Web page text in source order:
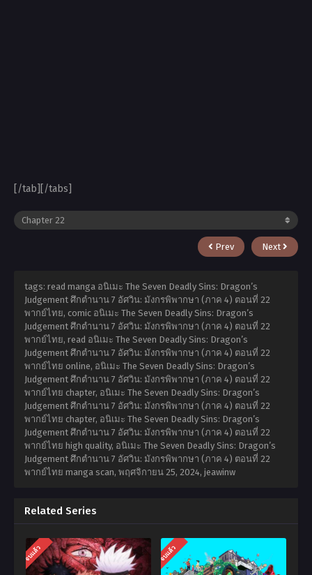
[/tab][/tabs]
Prev Next
tags: read manga อนิเมะ The Seven Deadly Sins: Dragon’s
Judgement ศึกตำนาน 7 อัศวิน: มังกรพิพากษา (ภาค 4) ตอนที่ 22
พากย์ไทย, comic อนิเมะ The Seven Deadly Sins: Dragon’s
Judgement ศึกตำนาน 7 อัศวิน: มังกรพิพากษา (ภาค 4) ตอนที่ 22
พากย์ไทย, read อนิเมะ The Seven Deadly Sins: Dragon’s
Judgement ศึกตำนาน 7 อัศวิน: มังกรพิพากษา (ภาค 4) ตอนที่ 22
พากย์ไทย online, อนิเมะ The Seven Deadly Sins: Dragon’s
Judgement ศึกตำนาน 7 อัศวิน: มังกรพิพากษา (ภาค 4) ตอนที่ 22
พากย์ไทย chapter, อนิเมะ The Seven Deadly Sins: Dragon’s
Judgement ศึกตำนาน 7 อัศวิน: มังกรพิพากษา (ภาค 4) ตอนที่ 22
พากย์ไทย chapter, อนิเมะ The Seven Deadly Sins: Dragon’s
Judgement ศึกตำนาน 7 อัศวิน: มังกรพิพากษา (ภาค 4) ตอนที่ 22
พากย์ไทย high quality, อนิเมะ The Seven Deadly Sins: Dragon’s
Judgement ศึกตำนาน 7 อัศวิน: มังกรพิพากษา (ภาค 4) ตอนที่ 22
พากย์ไทย manga scan, พฤศจิกายน 25, 2024, jeawinw
Related Series
จบแล้ว จบแล้ว